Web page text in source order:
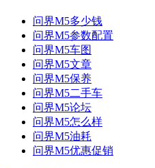
问界M5多少钱
问界M5参数配置
问界M5车图
问界M5文章
问界M5保养
问界M5二手车
问界M5论坛
问界M5怎么样
问界M5油耗
问界M5优惠促销